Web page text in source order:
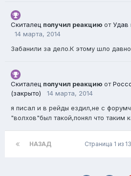
Скиталец получил реакцию от Удав
14 марта, 2014
Забанили за дело.К этому шло
Скиталец получил реакцию от
(закрыто)
14 марта, 2014
я писал и в рейды ездил,не с
"волхов"был такой,понял что таким
НАЗАД Страница 1 из 13